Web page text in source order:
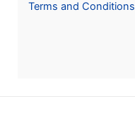
Terms and Conditions